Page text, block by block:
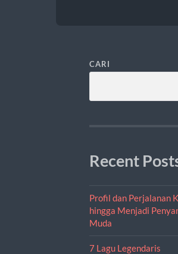
CARI
Recent
Profil dan Perjalanan
hingga Menjadi
Muda
7 Lagu Legendaris